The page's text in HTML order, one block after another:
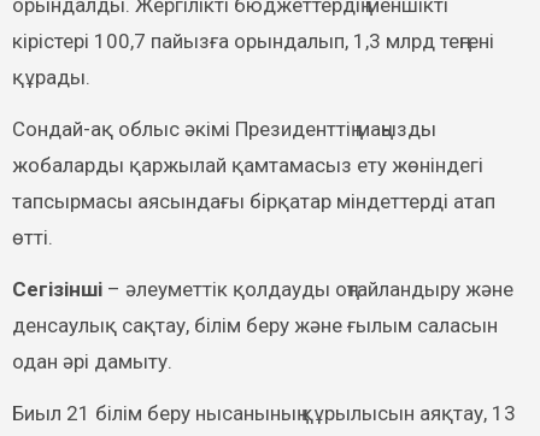
орындалды. Жергілікті бюджеттердің меншікті
кірістері 100,7 пайызға орындалып, 1,3 млрд теңгені
құрады.
Сондай-ақ облыс әкімі Президенттің маңызды
жобаларды қаржылай қамтамасыз ету жөніндегі
тапсырмасы аясындағы бірқатар міндеттерді атап
өтті.
Сегізінші– әлеуметтік қолдауды оңтайландыру және
денсаулық сақтау, білім беру және ғылым саласын
одан әрі дамыту.
Биыл 21 білім беру нысанының құрылысын аяқтау, 13